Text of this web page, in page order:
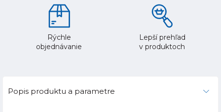
Rýchle
objednávanie
Lepší prehľad
v produktoch
Popis produktu a parametre